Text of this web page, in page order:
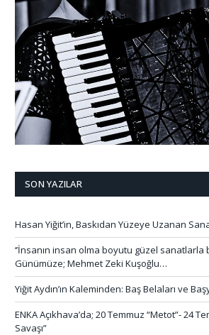
SON YAZILAR
Hasan Yiğit’in, Baskıdan Yüzeye Uzanan
‘’İnsanın insan olma boyutu güzel sanatlarla
Günümüze; Mehmet Zeki Kuşoğlu…
Yiğit Aydın’ın Kaleminden: Baş Belaları ve
ENKA Açıkhava’da; 20 Temmuz “Metot”- 24
Savaşı”